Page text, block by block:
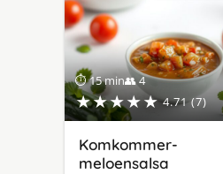
⏱ 15 min👥 4
★★★★★ 4.71 (7)
Komkommer-
meloensalsa